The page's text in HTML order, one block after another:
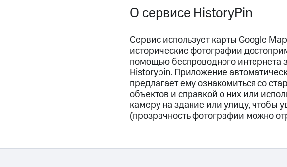
О сервисе HistoryPin
Cервис использует карты Google
исторические фотографии
помощью беспроводного интернета
Historypin. Приложение
предлагает ему ознакомиться со
объектов и справкой о них или
камеру на здание или улицу, чтобы
(прозрачность фотографии можно